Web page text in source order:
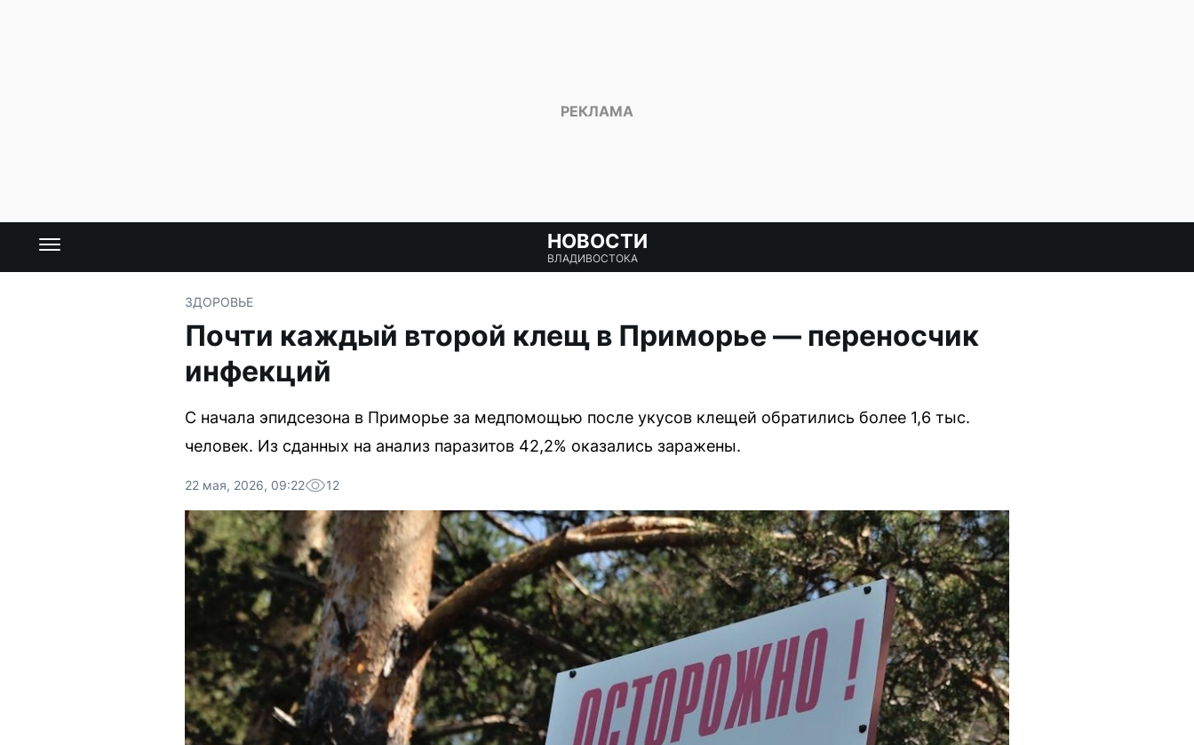
НОВОСТИ
ВЛАДИВОСТОКА
ЗДОРОВЬЕ
Почти каждый второй клещ в Приморье — переносчик
инфекций
С начала эпидсезона в Приморье за медпомощью после укусов клещей обратились более 1,6 тыс.
человек. Из сданных на анализ паразитов 42,2% оказались заражены.
22 мая, 2026, 09:22 12